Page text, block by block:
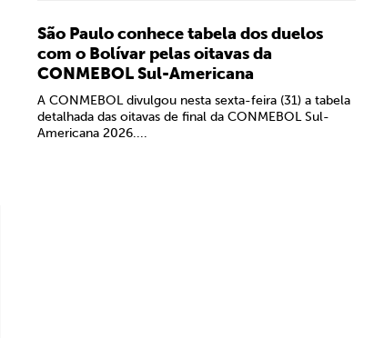
São Paulo conhece tabela dos duelos
com o Bolívar pelas oitavas da
CONMEBOL Sul-Americana
A CONMEBOL divulgou nesta sexta-feira (31) a tabela
detalhada das oitavas de final da CONMEBOL Sul-
Americana 2026....